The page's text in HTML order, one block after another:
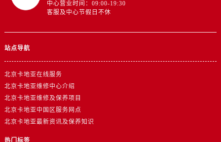
中心营业时间：09:00-19:30
客服及中心节假日不休
站点导航
北京卡地亚在线服务
北京卡地亚维修中心介绍
北京卡地亚维修及保养项目
北京卡地亚中国区服务网点
北京卡地亚最新资讯及保养知识
热门标签